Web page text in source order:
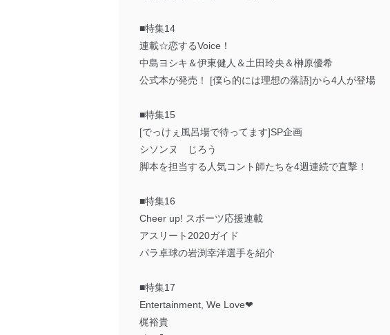
■特集14
連載☆恋するVoice！
中島ヨシキ＆伊東健人＆土田玲央＆榊原優希
公式本が発売！ [僕ら的には理想の落語]から4人が登場
■特集15
[でっけぇ風呂場で待ってます]SP企画
シソンヌ じろう
脚本を担当する人気コント師たちを4週連続で直撃！
■特集16
Cheer up! スポーツ応援連載
アスリート2020ガイド
パラ卓球の岩渕幸洋選手を紹介
■特集17
Entertainment, We Love❤
梶裕貴